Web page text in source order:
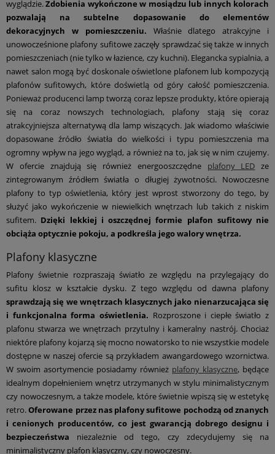
wyglądzie.Zdobienia wykończone w mosiądzu lub innych kolorach
pozwalają na subtelne dopasowanie do elementów
dekoracyjnych w pomieszczeniu. Właśnie dlatego atrakcyjne i
unowocześnione plafony sufitowe zaczęły sprawdzać się także w innych
pomieszczeniach (nie tylko w łazience, czy kuchni). Elegancka sypialnia, a
nawet salon mogą być doskonale oświetlone plafonem lub kompozycją
plafonów sufitowych, które doświetlą od góry całość pomieszczenia.
Ponieważ producenci lamp tworzą coraz lepsze produkty, które opierają
się na coraz nowszych technologiach, plafony stają się coraz
atrakcyjniejsza alternatywą dla lamp wiszących. Jak wiadomo właściwie
dopasowane źródło światła do wielkości i typu pomieszczenia ma
ogromny wpływ na jego wygląd, a również na to, jak się w nim czujemy.
W ofercie znajdują się również energooszczędne plafony LED ze
zintegrowanym źródłem światła o długiej żywotności. Nowoczesne
plafony to typ oświetlenia, który jest wprost stworzony do tego, by
służyć jako wykończenie w niewielkich wnętrzach lub takich z niskim
sufitem. Dzięki lekkiej i oszczędnej formie plafon sufitowy nie
obciąża optycznie pokoju, a podkreśla jego walory wnętrza.
Plafony klasyczne
Plafony świetnie rozpraszają światło ze względu na przylegający do
sufitu klosz w kształcie dysku. Z tego względu od dawna plafony
sprawdzają się we wnętrzach klasycznych jako nienarzucająca się
i funkcjonalna forma oświetlenia. Rozproszone i ciepłe światło z
plafonu stwarza we wnętrzach przytulny i kameralny nastrój. Chociaż
niektóre plafony kojarzą się mocno nowatorsko to nie wszystkie modele
dostępne w naszej ofercie są przykładem awangardowego wzornictwa.
W swoim asortymencie posiadamy również plafony klasyczne, będące
idealnym dopełnieniem wnętrz utrzymanych w stylu minimalistycznym
czy nowoczesnym, a także modele, które świetnie wpiszą się w estetykę
retro.Oferowane przez nas plafony sufitowe pochodzą od znanych
i cenionych producentów, co jest gwarancją dobrego designu i
bezpieczeństwa niezależnie od tego, czy zdecydujemy się na
minimalistyczny plafon klasyczny, czy nowoczesny.